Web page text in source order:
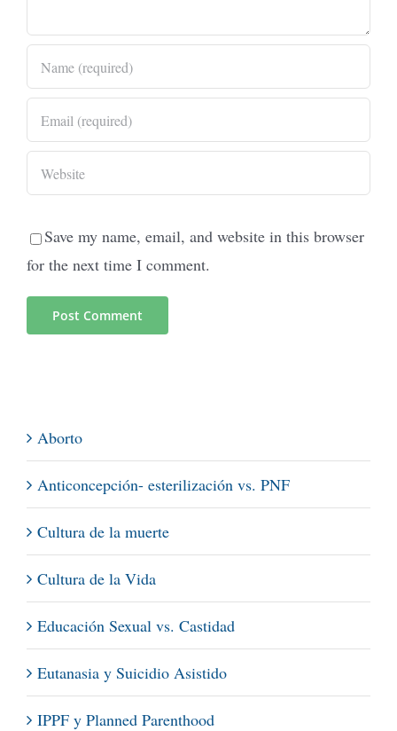
Save my name, email, and website in this browser
for the next time I comment.
Aborto
Anticoncepción- esterilización vs. PNF
Cultura de la muerte
Cultura de la Vida
Educación Sexual vs. Castidad
Eutanasia y Suicidio Asistido
IPPF y Planned Parenthood